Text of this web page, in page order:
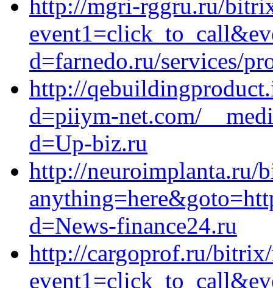
http://mgri-rggru.ru/
d=farnedo.ru/services/
http://
d=piiym-net.com/
d=Up-biz.ru
http://neuroimplanta.ru/
d=News-finance24.ru
http://cargoprof.ru/